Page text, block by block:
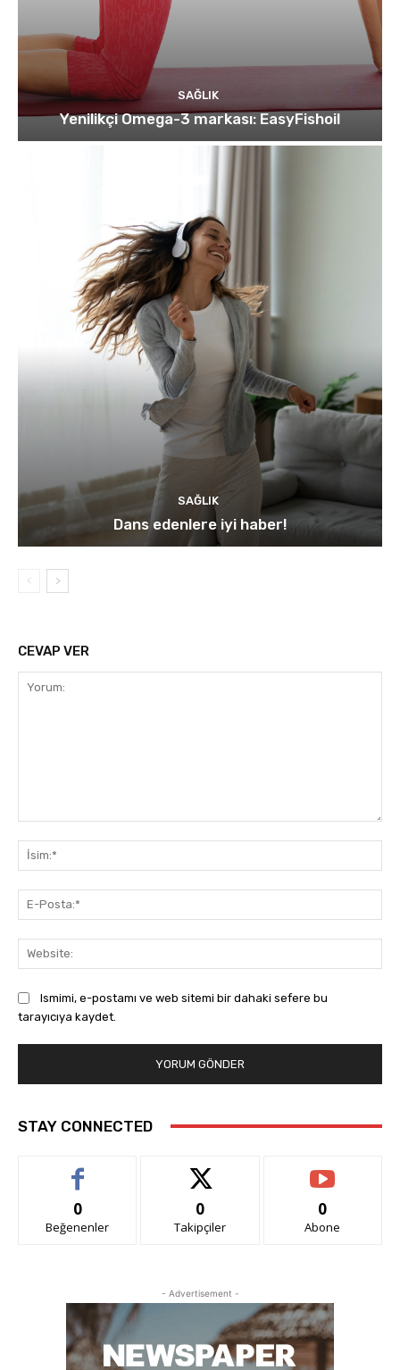
SAĞLIK
Yenilikçi Omega-3 markası: EasyFishoil
SAĞLIK
Dans edenlere iyi haber!
CEVAP VER
Ismimi, e-postamı ve web sitemi bir dahaki sefere bu
tarayıcıya kaydet.
STAY CONNECTED
0
Beğenenler
0
Takipçiler
0
Abone
- Advertisement -